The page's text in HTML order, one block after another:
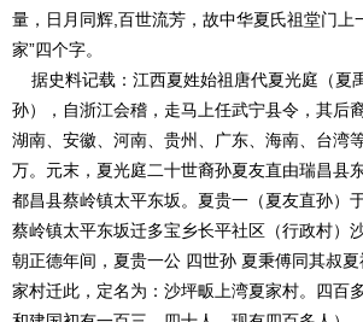
量，日月同辉,百世流芳，故中华夏氏祖堂门上
家”四个字。
据史料记载：江西夏姓始祖唐代夏光庭（夏
孙），自浙江会稽，走马上任武宁县令，其后
湖南、安徽、河南、贵州、广东、海南、台湾
万。元末，夏光庭二十世裔孙夏友直由瑞昌县
都昌县蔡岭镇太平东坂。夏贵一（夏友直孙）
蔡岭镇太平东坂迁多宝乡长平社区（行政村）
朝正德年间，夏贵一公 四世孙 夏秉傅同其叔
家村迁此，定名为：沙坪畈上湾夏家村。四百